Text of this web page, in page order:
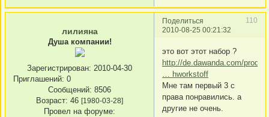
Поделиться
110
2010-08-25 00:21:32
лилияна
Душа компании!
Зарегистрирован: 2010-04-30
Приглашений: 0
Сообщений: 8506
Возраст: 46 [1980-03-28]
Провел на форуме:
это вот этот набор ?
http://de.dawanda.com/
… hworkstoff
Мне там первый 3 с
права понравились. а
другие не очень.